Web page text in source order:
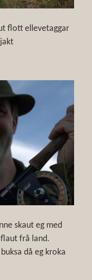
flott ellevetaggar
skaut eg med
frå land.
då eg kroka